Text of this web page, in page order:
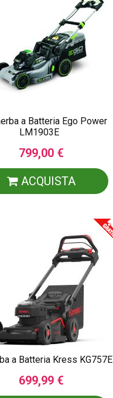
a Batteria Ego Power
LM1903E
799,00 €
ACQUISTA
a Batteria Kress KG757E
699,99 €